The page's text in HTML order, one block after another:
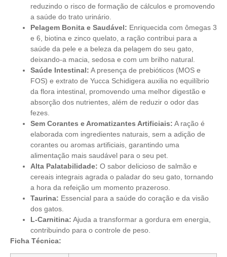
reduzindo o risco de formação de cálculos e promovendo
a saúde do trato urinário.
Pelagem Bonita e Saudável: Enriquecida com ômegas 3
e 6, biotina e zinco quelato, a ração contribui para a
saúde da pele e a beleza da pelagem do seu gato,
deixando-a macia, sedosa e com um brilho natural.
Saúde Intestinal: A presença de prebióticos (MOS e
FOS) e extrato de Yucca Schidigera auxilia no equilíbrio
da flora intestinal, promovendo uma melhor digestão e
absorção dos nutrientes, além de reduzir o odor das
fezes.
Sem Corantes e Aromatizantes Artificiais: A ração é
elaborada com ingredientes naturais, sem a adição de
corantes ou aromas artificiais, garantindo uma
alimentação mais saudável para o seu pet.
Alta Palatabilidade: O sabor delicioso de salmão e
cereais integrais agrada o paladar do seu gato, tornando
a hora da refeição um momento prazeroso.
Taurina: Essencial para a saúde do coração e da visão
dos gatos.
L-Carnitina: Ajuda a transformar a gordura em energia,
contribuindo para o controle de peso.
Ficha Técnica: